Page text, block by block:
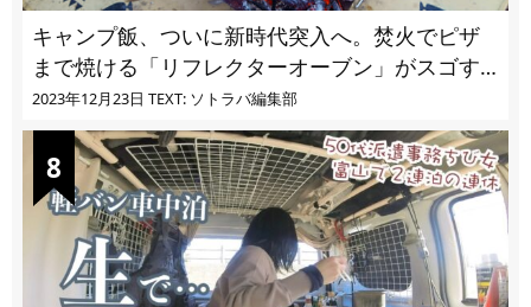
キャンプ飯、ついに新時代突入へ。焚火でピザ
まで焼ける「リフレクターオーブン」がスゴす
ぎる
2023年12月23日 TEXT: ソトラバ編集部